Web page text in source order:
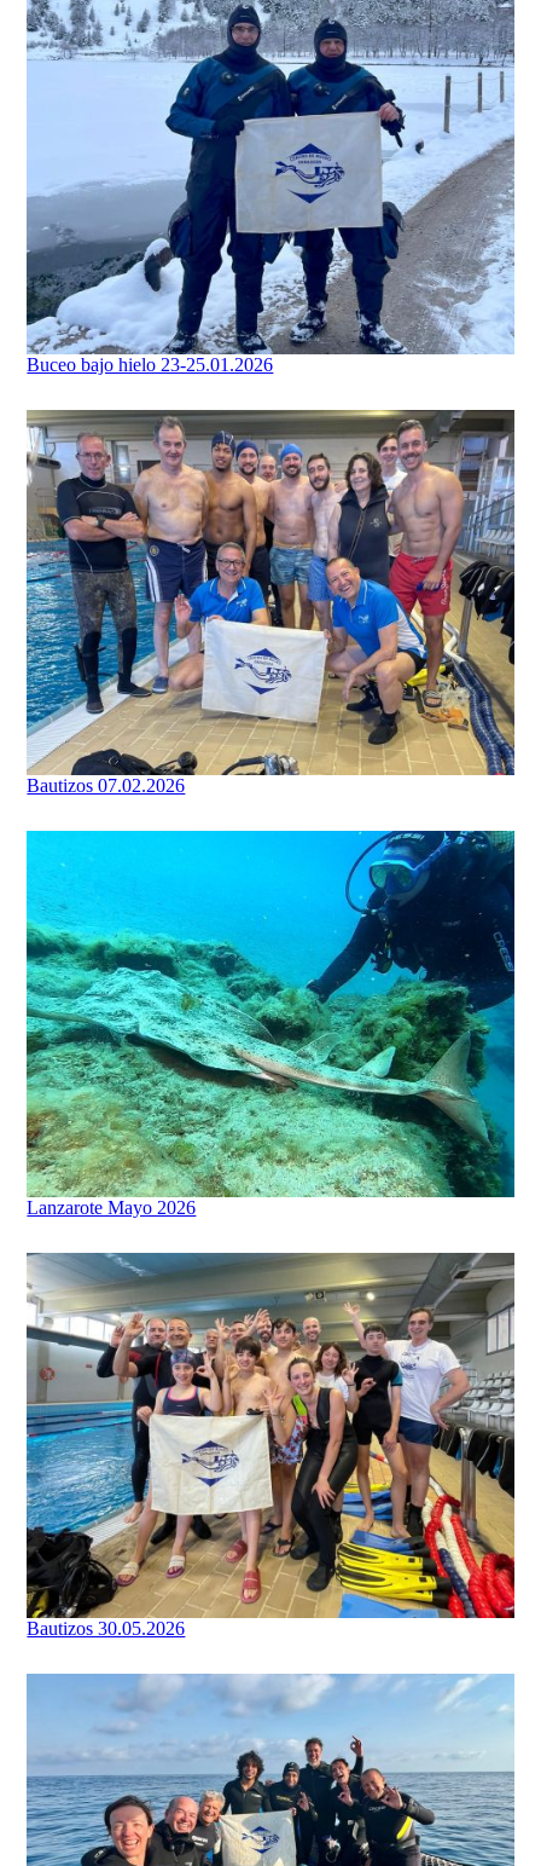
Buceo bajo hielo 23-25.01.2026
Bautizos 07.02.2026
Lanzarote Mayo 2026
Bautizos 30.05.2026